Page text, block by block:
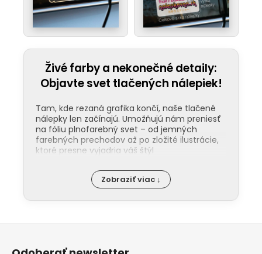
Živé farby a nekonečné detaily:
Objavte svet tlačených nálepiek!
Tam, kde rezaná grafika končí, naše tlačené
nálepky len začínajú. Umožňujú nám preniesť
na fóliu plnofarebný svet – od jemných
farebných prechodov až po zložité ilustrácie,
ktoré presne vyjadria váš štýl
Odolnosť pod ochranou laminácie:
Kľúčom k dlhej životnosti našich nálepiek
rozdiel od bežných nálepiek, tie naše
slnku. Na našom YouTube kanáli vám
Zobraziť viac ↓
Z